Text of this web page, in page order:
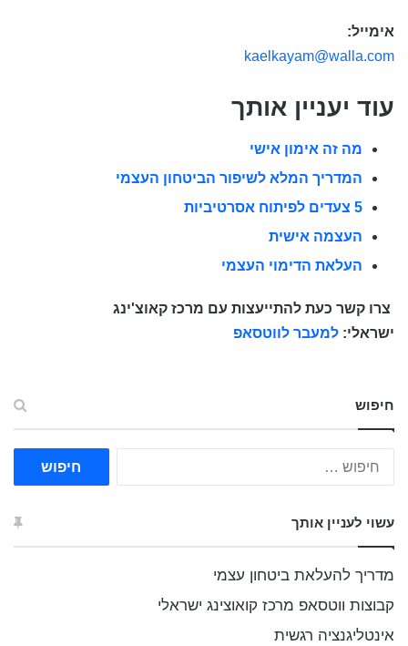
אימייל:
kaelkayam@walla.com
עוד יעניין אותך
מה זה אימון אישי
המדריך המלא לשיפור הביטחון העצמי
5 צעדים לפיתוח אסרטיביות
העצמה אישית
העלאת הדימוי העצמי
צרו קשר כעת להתייעצות עם מרכז קאוצ'ינג
ישראלי: למעבר לווטסאפ
חיפוש
עשוי לעניין אותך
מדריך להעלאת ביטחון עצמי
קבוצות ווטסאפ מרכז קואוצינג ישראלי
אינטליגנציה רגשית